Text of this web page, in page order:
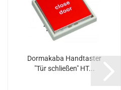
Dor­ma­ka­ba Hand­tas­ter
"Tür schlie­ßen" HT...